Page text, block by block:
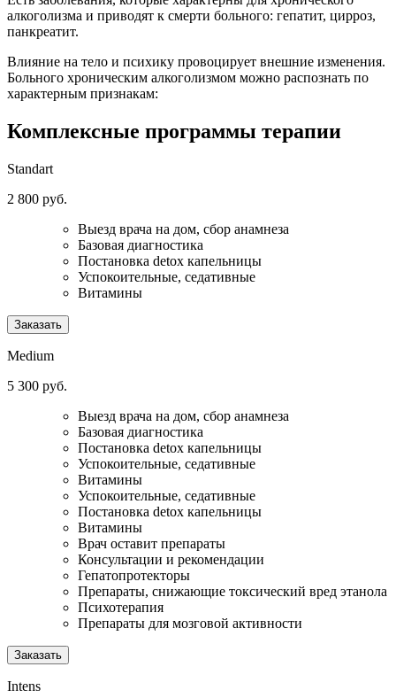
алкоголизма и приводят к смерти больного: гепатит, цирроз,
панкреатит.
Влияние на тело и психику провоцирует внешние изменения.
Больного хроническим алкоголизмом можно распознать по
характерным признакам:
Комплексные программы терапии
Standart
2 800 руб.
Выезд врача на дом, сбор анамнеза
Базовая диагностика
Постановка detox капельницы
Успокоительные, седативные
Витамины
Заказать
Medium
5 300 руб.
Выезд врача на дом, сбор анамнеза
Базовая диагностика
Постановка detox капельницы
Успокоительные, седативные
Витамины
Успокоительные, седативные
Постановка detox капельницы
Витамины
Врач оставит препараты
Консультации и рекомендации
Гепатопротекторы
Препараты, снижающие токсический вред этанола
Психотерапия
Препараты для мозговой активности
Заказать
Intens